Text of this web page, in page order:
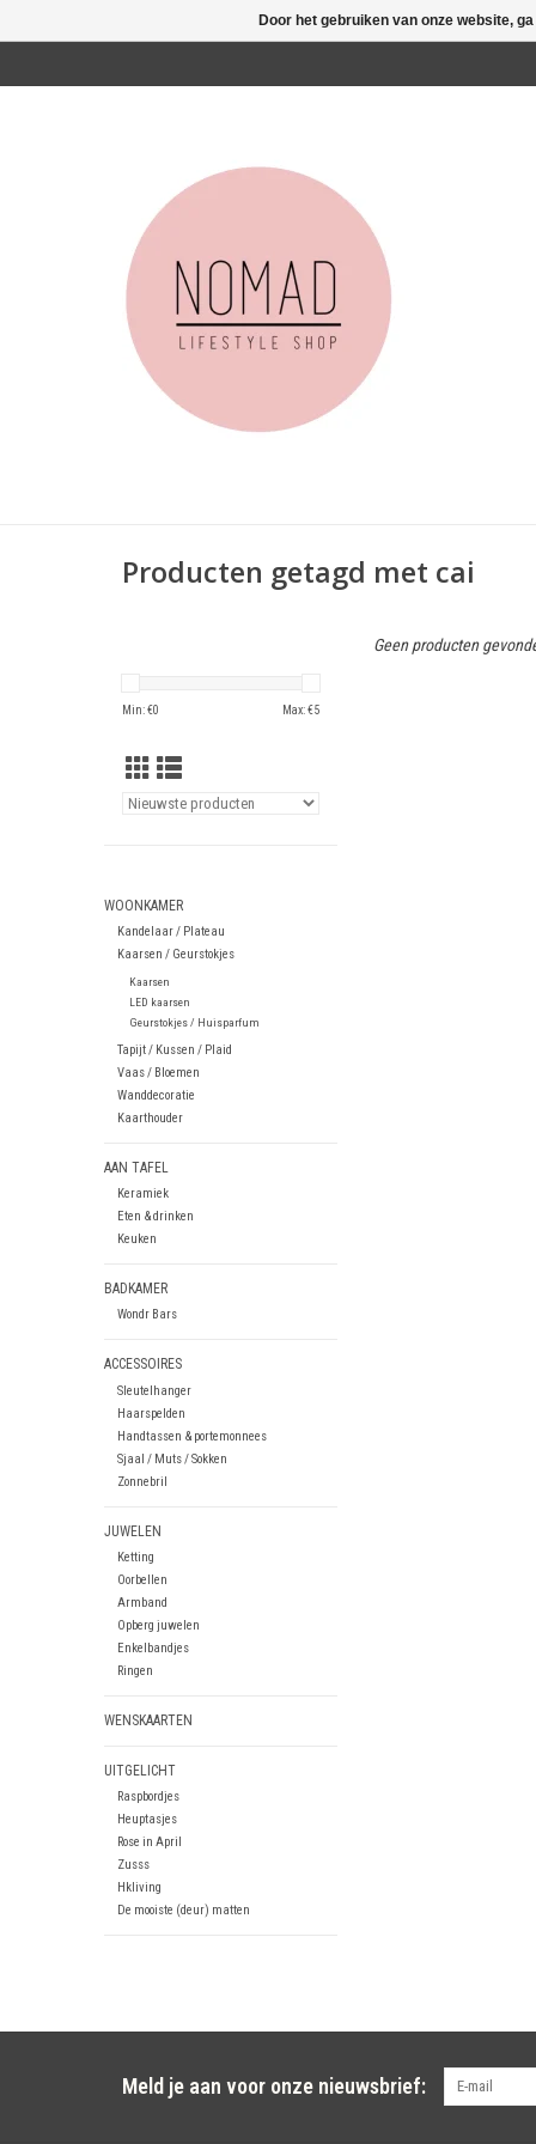
Producten getagd met cai
Min: €0 Max: €5
WOONKAMER
Kandelaar / Plateau
Kaarsen / Geurstokjes
Kaarsen
LED kaarsen
Geurstokjes / Huisparfum
Tapijt / Kussen / Plaid
Vaas / Bloemen
Wanddecoratie
Kaarthouder
AAN TAFEL
Keramiek
Eten & drinken
Keuken
BADKAMER
Wondr Bars
ACCESSOIRES
Sleutelhanger
Haarspelden
Handtassen & portemonnees
Sjaal / Muts / Sokken
Zonnebril
JUWELEN
Ketting
Oorbellen
Armband
Opberg juwelen
Enkelbandjes
Ringen
WENSKAARTEN
UITGELICHT
Raspbordjes
Heuptasjes
Rose in April
Zusss
Hkliving
De mooiste (deur) matten
Geen producten
Meld je aan voor onze nieuwsbrief:
Door het gebruiken van onze website,